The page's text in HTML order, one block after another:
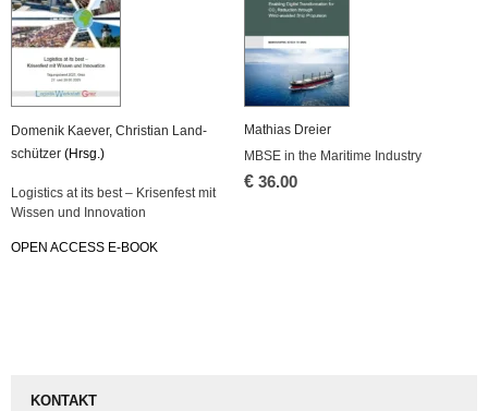
Do­me­nik Kae­ver, Chris­ti­an Land­
schüt­zer (Hrsg.)
Lo­gis­tics at its best – Kri­sen­fest mit
Wis­sen und In­no­va­ti­on
OPEN AC­CESS E-BOOK
Ma­thi­as Drei­er
MBSE in the Ma­ri­ti­me In­dus­try
€ 36.00
KONTAKT